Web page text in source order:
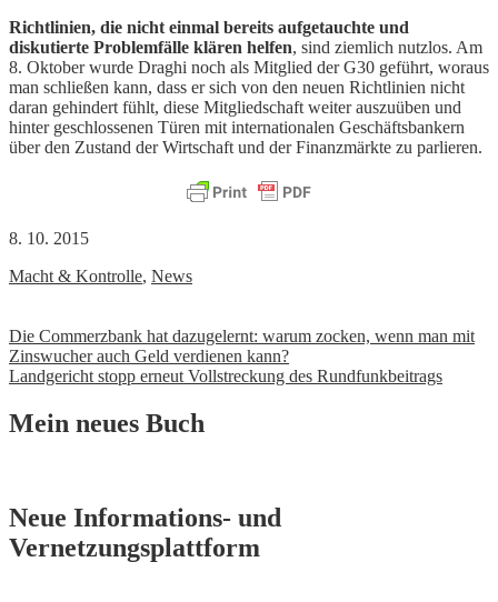
Richtlinien, die nicht einmal bereits aufgetauchte und
diskutierte Problemfälle klären helfen, sind ziemlich nutzlos. Am
8. Oktober wurde Draghi noch als Mitglied der G30 geführt, woraus
man schließen kann, dass er sich von den neuen Richtlinien nicht
daran gehindert fühlt, diese Mitgliedschaft weiter auszuüben und
hinter geschlossenen Türen mit internationalen Geschäftsbankern
über den Zustand der Wirtschaft und der Finanzmärkte zu parlieren.
8. 10. 2015
Macht & Kontrolle, News
Beitrags-
Navigation
Die Commerzbank hat dazugelernt: warum zocken, wenn man mit
Zinswucher auch Geld verdienen kann?
Landgericht stopp erneut Vollstreckung des Rundfunkbeitrags
Mein neues Buch
Neue Informations- und
Vernetzungsplattform